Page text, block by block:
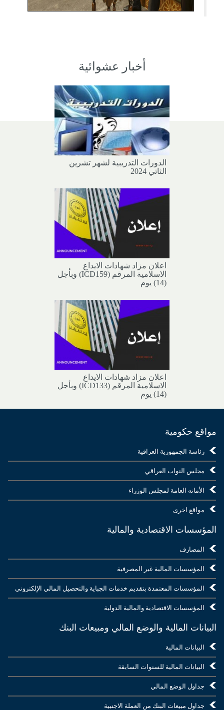
أخبار عشوائية
الدورات التدريبية لشهر تشرين
الثاتي 2024
اعلان مزاد شهادات الايداع
الاسلامية المرقم (ICD159) وبأجل
(14) يوم
اعلان مزاد شهادات الايداع
الاسلامية المرقم (ICD133) وبأجل
(14) يوم
مواقع حكومية
رئاسة الجمهورية العراقية
مجلس النواب العراقي
الأمانه العامة لمجلس الوزراء
مواقع اخرى
المؤسسات الاقتصادية والمالية
المصارف
المؤسسات المالية غير المصرفية
المؤسسات المعتمدة بتقديم خدمات الجباية والتحصيل المالي الإلكتروني
المؤسسات الاقتصادية والمالية الدولية
البيانات المالية والوضع المالي ومبيعات البنك
البيانات المالية
البيانات المالية للسنوات السابقة
جداول الوضع المالي
جداول مبيعات البنك من العملة الاجنبية